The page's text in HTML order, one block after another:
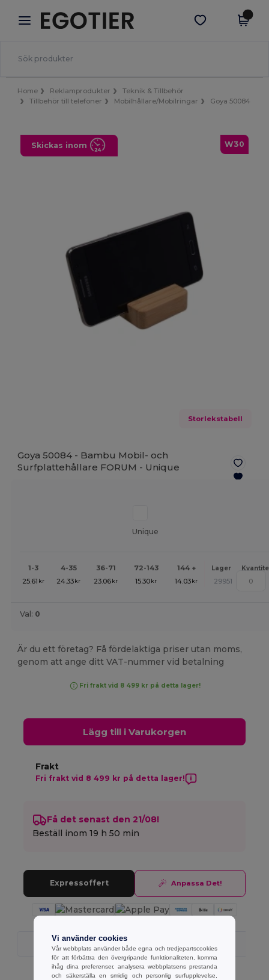
× Egotier-app
Bättre priser i appen!
Hämta app
Home Reklamprodukter
Teknik & Tillbehör
Tillbehör till telefoner
Mobilhållare/Mobilringar Goya 50084
W30
Skickas inom
Storlekstabell
Goya 50084 - Bambu Mobil- och
Surfplattehållare FORUM - Unique
Unique
1-3 4-35 36-71 72-143 144 + Lager
25.61 kr 24.33 kr 23.06 kr 15.30 kr 14.03 kr 29951
Val: 0
Är du ett företag? Få fördelaktiga priser utan moms,
genom att ange ditt VAT-nummer vid betalning
Fri frakt vid 8 499 kr på detta lager!
Lägg till i Varukorgen
Frakt
Fri frakt vid 8 499 kr på detta lager!
Få det senast den 21/08!
Beställ inom19 h 50 min
Expressoffert Anpassa Det!
Vi använder cookies
Vår webbplats använder både egna och tredjepartscookies
för att förbättra den övergripande funktionaliteten, komma
ihåg dina preferenser, analysera webbplatsens prestanda
och säkerställa en smidig och personlig surfupplevelse,